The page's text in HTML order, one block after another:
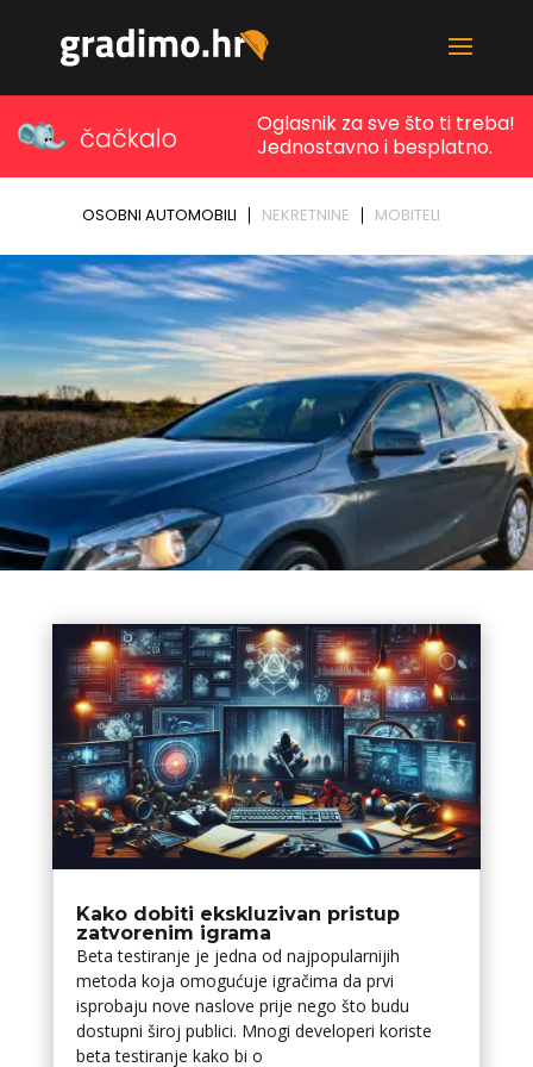
Kako dobiti ekskluzivan pristup
zatvorenim igrama
Beta testiranje je jedna od najpopularnijih
metoda koja omogućuje igračima da prvi
isprobaju nove naslove prije nego što budu
dostupni široj publici. Mnogi developeri koriste
beta testiranje kako bi o